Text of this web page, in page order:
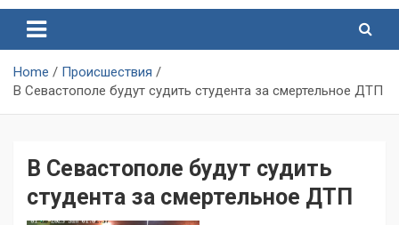
Севастополя
Севастополя
Home
Происшествия
В Севастополе будут судить студента за смертельное ДТП
В Севастополе будут судить
студента за смертельное ДТП